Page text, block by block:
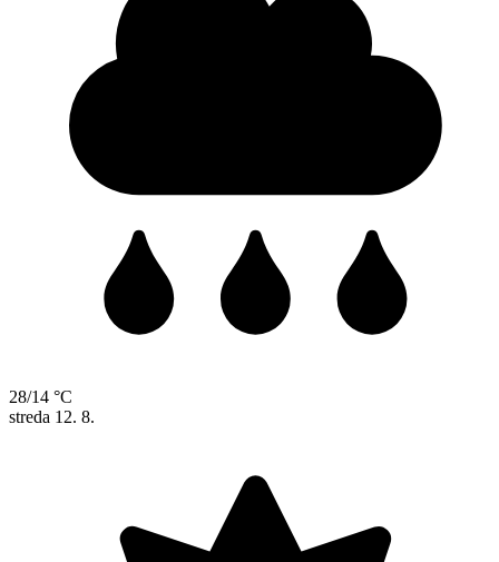
28/14 °C
streda 12. 8.